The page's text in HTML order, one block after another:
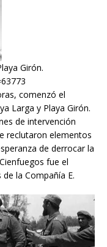
Girón.
comenzó el
Larga y Playa Girón.
de intervención
reclutaron elementos
de derrocar la
fue el
la Compañía E.